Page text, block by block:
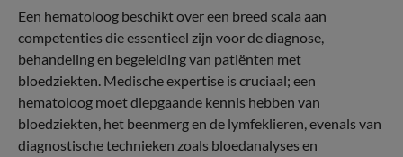
Een hematoloog beschikt over een breed scala aan
competenties die essentieel zijn voor de diagnose,
behandeling en begeleiding van patiënten met
bloedziekten. Medische expertise is cruciaal; een
hematoloog moet diepgaande kennis hebben van
bloedziekten, het beenmerg en de lymfeklieren, evenals van
diagnostische technieken zoals bloedanalyses en